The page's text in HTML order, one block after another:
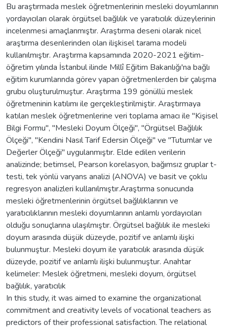
Bu araştırmada meslek öğretmenlerinin mesleki doyumlarının
yordayıcıları olarak örgütsel bağlılık ve yaratıcılık düzeylerinin
incelenmesi amaçlanmıştır. Araştırma deseni olarak nicel
araştırma desenlerinden olan ilişkisel tarama modeli
kullanılmıştır. Araştırma kapsamında 2020-2021 eğitim-
öğretim yılında İstanbul ilinde Millî Eğitim Bakanlığı'na bağlı
eğitim kurumlarında görev yapan öğretmenlerden bir çalışma
grubu oluşturulmuştur. Araştırma 199 gönüllü meslek
öğretmeninin katılımı ile gerçekleştirilmiştir. Araştırmaya
katılan meslek öğretmenlerine veri toplama amacı ile "Kişisel
Bilgi Formu", "Mesleki Doyum Ölçeği", "Örgütsel Bağlılık
Ölçeği", "Kendini Nasıl Tarif Edersin Ölçeği" ve "Tutumlar ve
Değerler Ölçeği" uygulanmıştır. Elde edilen verilerin
analizinde; betimsel, Pearson korelasyon, bağımsız gruplar t-
testi, tek yönlü varyans analizi (ANOVA) ve basit ve çoklu
regresyon analizleri kullanılmıştır.Araştırma sonucunda
mesleki öğretmenlerinin örgütsel bağlılıklarının ve
yaratıcılıklarının mesleki doyumlarının anlamlı yordayıcıları
olduğu sonuçlarına ulaşılmıştır. Örgütsel bağlılık ile mesleki
doyum arasında düşük düzeyde, pozitif ve anlamlı ilişki
bulunmuştur. Mesleki doyum ile yaratıcılık arasında düşük
düzeyde, pozitif ve anlamlı ilişki bulunmuştur. Anahtar
kelimeler: Meslek öğretmeni, mesleki doyum, örgütsel
bağlılık, yaratıcılık
In this study, it was aimed to examine the organizational
commitment and creativity levels of vocational teachers as
predictors of their professional satisfaction. The relational